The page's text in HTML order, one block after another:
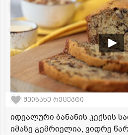
შეინახე რეცეპტი
იდეალური ბანანის კექსის
იმაზე გემრიელია, ვიდრე